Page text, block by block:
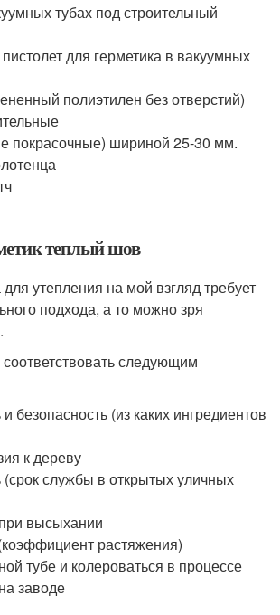
тубах под строительный
для герметика в вакуумных
полиэтилен без отверстий)
покрасочные) шириной 25-30 мм.
теплый шов
утепления на мой взгляд требует
подхода, а то можно зря
следующим
безопасность (из каких ингредиентов
к дереву
(срок службы в открытых уличных
высыхании
растяжения)
тубе и колероваться в процессе
заводе